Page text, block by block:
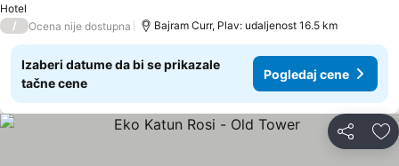
Hotel
/ Ocena nije dostupna Bajram Curr, Plav: udaljenost 16.5 km
Izaberi datume da bi se prikazale
tačne cene
Pogledaj cene
Deli